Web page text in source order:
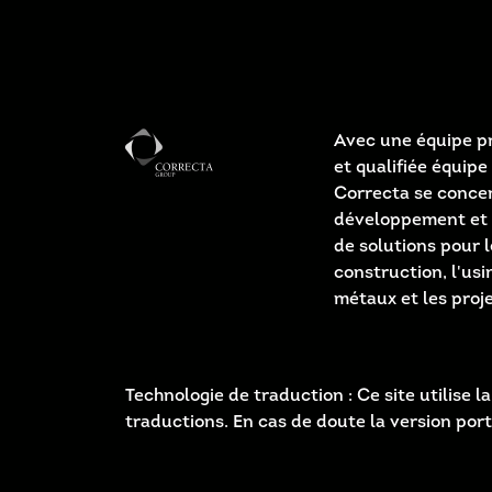
Avec une équipe
et qualifiée équipe
Correcta se
développement
de solutions pour
construction,
métaux et les
Technologie de traduction : Ce site utilise
traductions. En cas de doute la version